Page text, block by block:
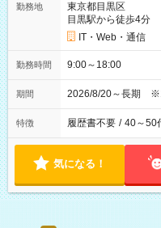
勤務地
東京都目黒区
目黒駅から徒歩4分
IT・Web・通信
勤務時間 9:00～18:00
期間 2026/8/20～長期
特徴 履歴書不要 / 40～50
気になる！